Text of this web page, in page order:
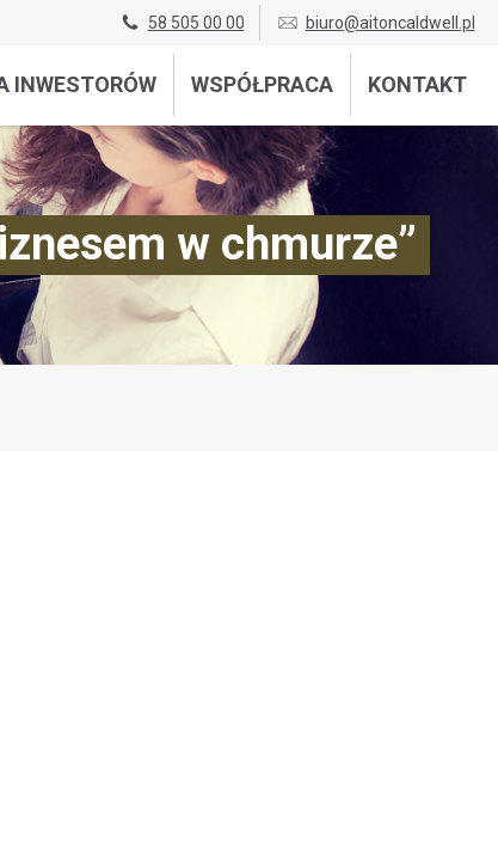
58 505 00 00 biuro@aitoncaldwell.pl
INWESTORÓW WSPÓŁPRACA KONTAKT
w chmurze”